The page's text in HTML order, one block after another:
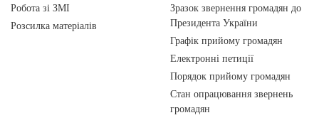
Робота зі ЗМІ
Розсилка матеріалів
Зразок звернення громадян до
Президента України
Графік прийому громадян
Електронні петиції
Порядок прийому громадян
Стан опрацювання звернень
громадян